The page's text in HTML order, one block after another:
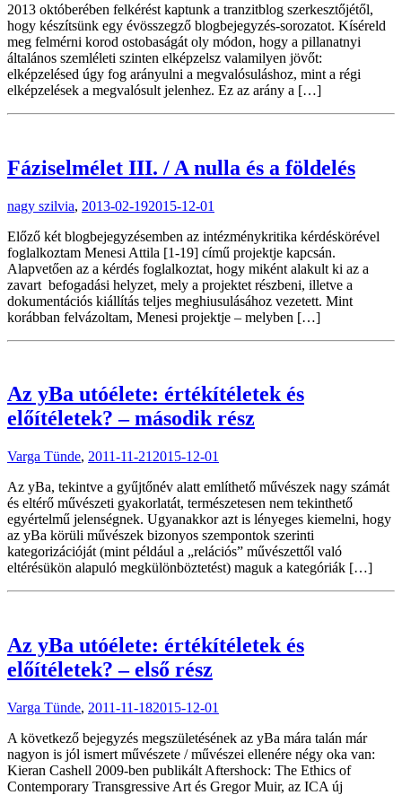
2013 októberében felkérést kaptunk a tranzitblog szerkesztőjétől,
hogy készítsünk egy évösszegző blogbejegyzés-sorozatot. Kíséreld
meg felmérni korod ostobaságát oly módon, hogy a pillanatnyi
általános szemléleti szinten elképzelsz valamilyen jövőt:
elképzelésed úgy fog arányulni a megvalósuláshoz, mint a régi
elképzelések a megvalósult jelenhez. Ez az arány a […]
Fáziselmélet III. / A nulla és a földelés
nagy szilvia, 2013-02-192015-12-01
Előző két blogbejegyzésemben az intézménykritika kérdéskörével
foglalkoztam Menesi Attila [1-19] című projektje kapcsán.
Alapvetően az a kérdés foglalkoztat, hogy miként alakult ki az a
zavart befogadási helyzet, mely a projektet részbeni, illetve a
dokumentációs kiállítás teljes meghiusulásához vezetett. Mint
korábban felvázoltam, Menesi projektje – melyben […]
Az yBa utóélete: értékítéletek és
előítéletek? – második rész
Varga Tünde, 2011-11-21 2015-12-01
Az yBa, tekintve a gyűjtőnév alatt említhető művészek nagy számát
és eltérő művészeti gyakorlatát, természetesen nem tekinthető
egyértelmű jelenségnek. Ugyanakkor azt is lényeges kiemelni, hogy
az yBa körüli művészek bizonyos szempontok szerinti
kategorizációját (mint például a „relációs” művészettől való
eltérésükön alapuló megkülönböztetést) maguk a kategóriák […]
Az yBa utóélete: értékítéletek és
előítéletek? – első rész
Varga Tünde, 2011-11-182015-12-01
A következő bejegyzés megszületésének az yBa mára talán már
nagyon is jól ismert művészete / művészei ellenére négy oka van:
Kieran Cashell 2009-ben publikált Aftershock: The Ethics of
Contemporary Transgressive Art és Gregor Muir, az ICA új